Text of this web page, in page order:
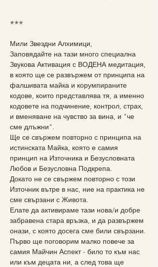
***
Мили Звездни Алхимици,
Заповядайте на тази много специална
Звукова Активация с ВОДЕНА медитация,
в която ще се развържем от принципа на
фалшивата майка и корумпираните
кодове, които представлява тя, а именно
кодовете на подчинение, контрол, страх,
и вменяване на чувство за вина, и "че
сме длъжни".
Ще се свържем повторно с принципа на
истинската Майка, която е самия
принцип на Източника и Безусловната
Любов и Безусловна Подкрепа.
Докато не се свържем повторно с този
Източник вътре в нас, ние на практика не
сме свързани с Живота.
Елате да активираме тази нова/и добре
забравена стара връзка, и да развържем
онази, с която досега сме били свързани.
Първо ще поговорим малко повече за
самия Майчин Аспект - било то към нас
или към децата ни, а след това ще